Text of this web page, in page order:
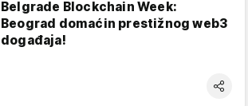
Belgrade Blockchain Week:
Beograd domaćin prestižnog web3
događaja!